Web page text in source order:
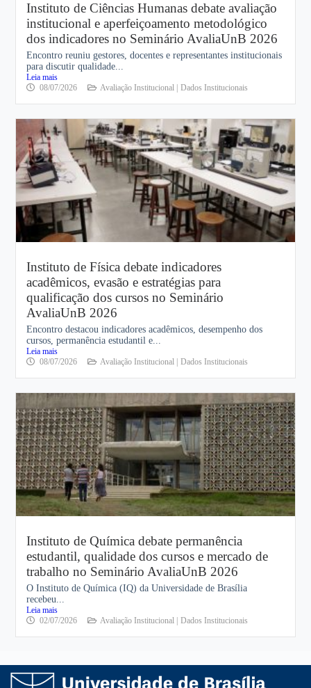
Instituto de Ciências Humanas debate avaliação
institucional e aperfeiçoamento metodológico
dos indicadores no Seminário AvaliaUnB 2026
Encontro reuniu gestores, docentes e representantes institucionais
para discutir qualidade...
Leia mais
08/07/2026
Avaliação Institucional | Dados Institucionais
Instituto de Física debate indicadores
acadêmicos, evasão e estratégias para
qualificação dos cursos no Seminário
AvaliaUnB 2026
Encontro destacou indicadores acadêmicos, desempenho dos
cursos, permanência estudantil e...
Leia mais
08/07/2026
Avaliação Institucional | Dados Institucionais
Instituto de Química debate permanência
estudantil, qualidade dos cursos e mercado de
trabalho no Seminário AvaliaUnB 2026
O Instituto de Química (IQ) da Universidade de Brasília
recebeu...
Leia mais
02/07/2026
Avaliação Institucional | Dados Institucionais